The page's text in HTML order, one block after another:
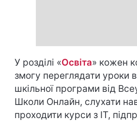
У розділі «Освіта» кожен
змогу переглядати уроки
шкільної програми від
Школи Онлайн, слухати
проходити курси з IT,